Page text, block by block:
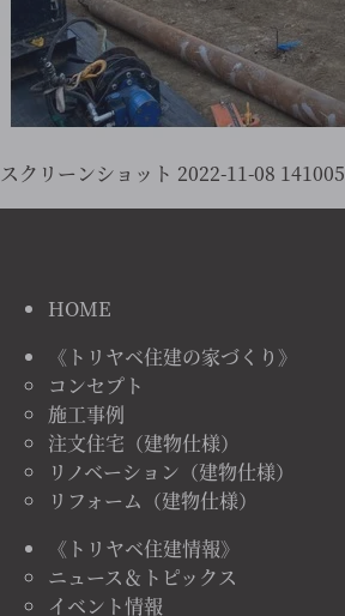
スクリーンショット 2022-11-08 141005
HOME
《トリヤベ住建の家づくり》
コンセプト
施工事例
注文住宅（建物仕様）
リノベーション（建物仕様）
リフォーム（建物仕様）
《トリヤベ住建情報》
ニュース＆トピックス
イベント情報